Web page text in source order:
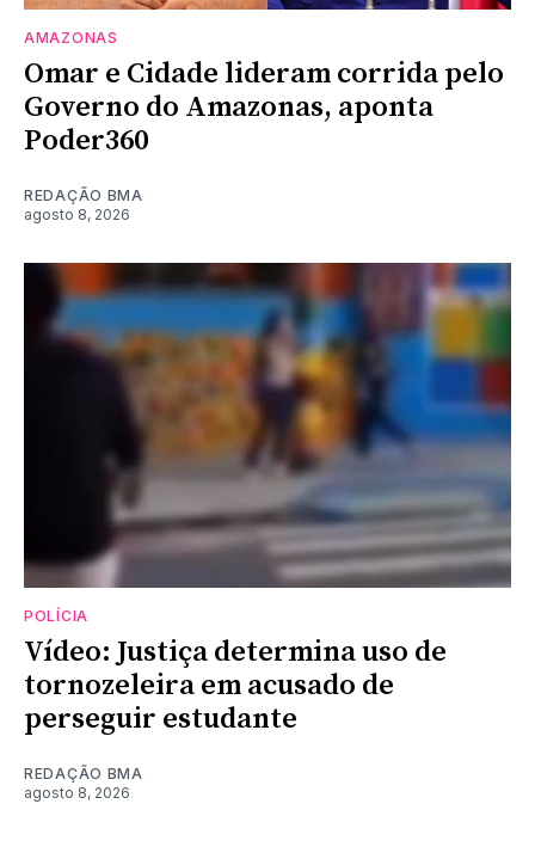
AMAZONAS
Omar e Cidade lideram corrida pelo
Governo do Amazonas, aponta
Poder360
REDAÇÃO BMA
agosto 8, 2026
POLÍCIA
Vídeo: Justiça determina uso de
tornozeleira em acusado de
perseguir estudante
REDAÇÃO BMA
agosto 8, 2026